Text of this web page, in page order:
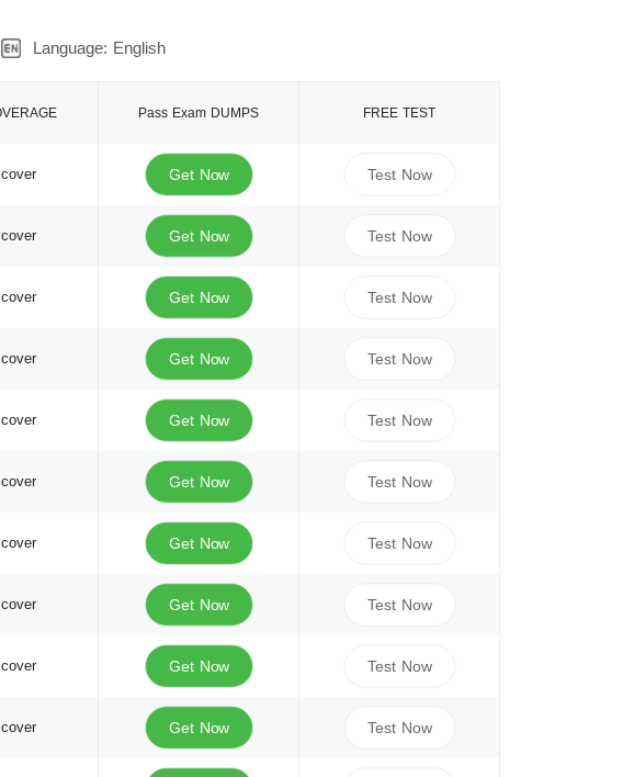
Language: English
Pass Exam DUMPS FREE TEST
Get Now Test Now
Get Now Test Now
Get Now Test Now
Get Now Test Now
Get Now Test Now
Get Now Test Now
Get Now Test Now
Get Now Test Now
Get Now Test Now
Get Now Test Now